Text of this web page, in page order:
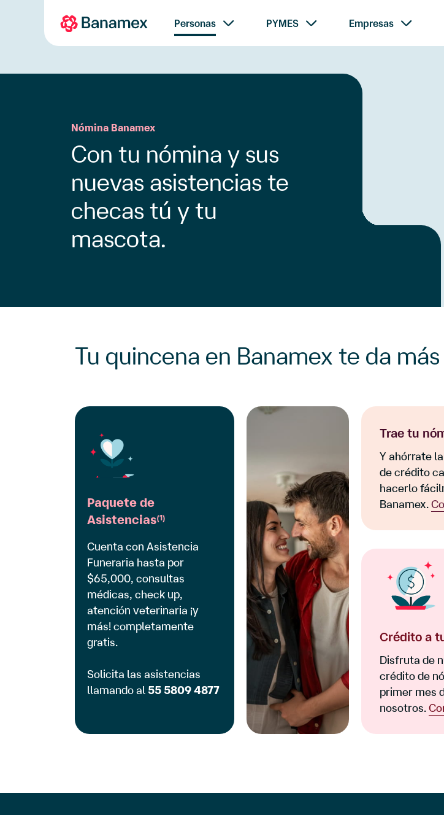
Personas PYMES Empresas
Nómina Banamex
Con tu nómina y sus
nuevas asistencias te
checas tú y tu
mascota.
Tu quincena en Banamex te da
Paquete de
Asistencias(1)
Cuenta con Asistencia
Funeraria hasta por
$65,000, consultas
médicas, check up,
atención veterinaria ¡y
más! completamente
gratis.
Solicita las asistencias
llamando al 55 5809 4877
Trae tu
Y ahórrate
de crédito
hacerlo
Banamex.
Crédito a
Disfruta de
crédito de
primer mes
nosotros.